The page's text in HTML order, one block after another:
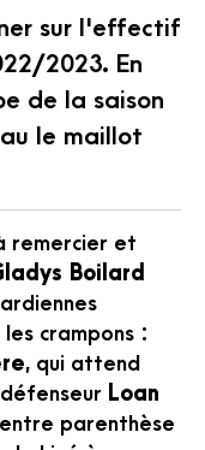
sur l'effectif
2023. En
de la saison
le maillot
remercier et
Boilard
crampons :
, qui attend
Loan
parenthèse